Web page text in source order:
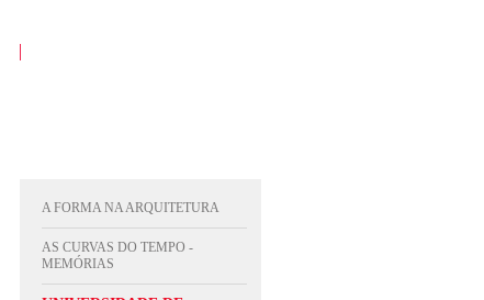
A FORMA NA ARQUITETURA
AS CURVAS DO TEMPO -
MEMÓRIAS